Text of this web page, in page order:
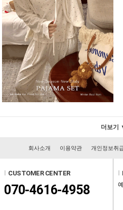
더보기
회사소개 이용약관 개인정보취
CUSTOMER CENTER
070-4616-4958